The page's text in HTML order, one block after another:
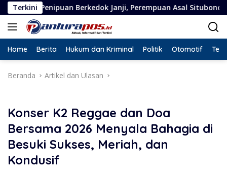
Langsung
ke
konten
TerkiniJanji, Perempuan Asal Situbondo Resmi Jadi
Home Berita Hukum dan Kriminal Politik Otomotif
Beranda Artikel dan Ulasan
Konser K2 Reggae dan Doa
Bersama 2026 Menyala Bahagia di
Besuki Sukses, Meriah, dan
Kondusif